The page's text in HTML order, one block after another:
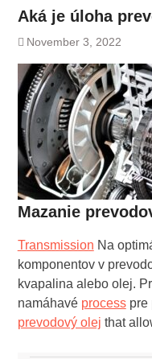
Aká je úloha
November 3, 2022
Mazanie
Transmission Na
komponentov v
kvapalina alebo olej.
namáhavé processpre
prevodový olej that